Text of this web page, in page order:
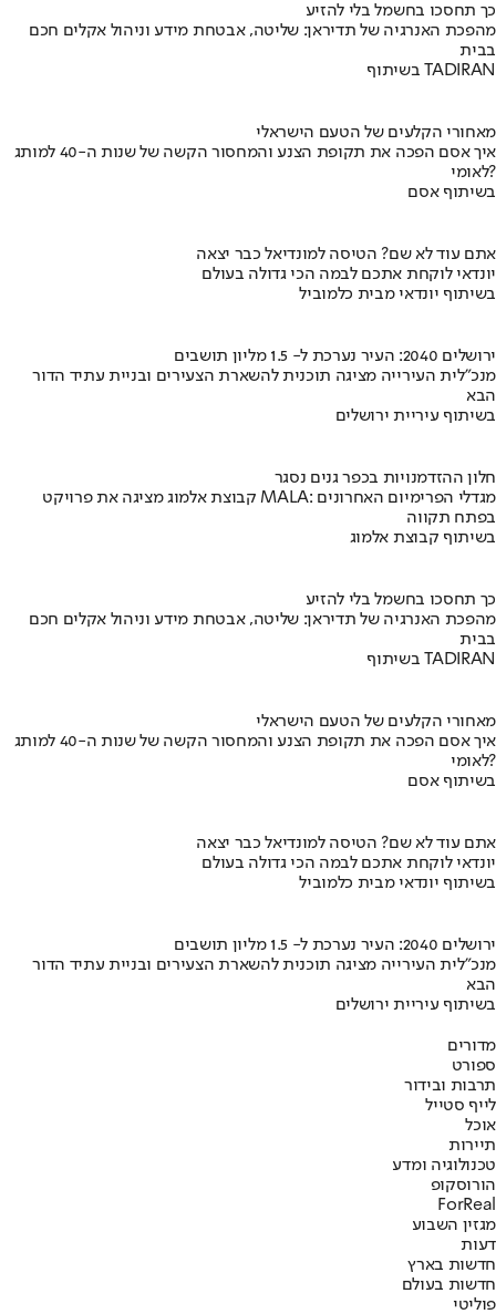
כך תחסכו בחשמל בלי להזיע
מהפכת האנרגיה של תדיראן: שליטה, אבטחת מידע וניהול אקלים חכם
בבית
בשיתוף TADIRAN
מאחורי הקלעים של הטעם הישראלי
איך אסם הפכה את תקופת הצנע והמחסור הקשה של שנות ה-40 למותג
לאומי?
בשיתוף אסם
אתם עוד לא שם? הטיסה למונדיאל כבר יצאה
יונדאי לוקחת אתכם לבמה הכי גדולה בעולם
בשיתוף יונדאי מבית כלמוביל
ירושלים 2040: העיר נערכת ל- 1.5 מליון תושבים
מנכ"לית העירייה מציגה תוכנית להשארת הצעירים ובניית עתיד הדור
הבא
בשיתוף עיריית ירושלים
חלון ההזדמנויות בכפר גנים נסגר
קבוצת אלמוג מציגה את פרויקט MALA: מגדלי הפרימיום האחרונים
בפתח תקווה
בשיתוף קבוצת אלמוג
כך תחסכו בחשמל בלי להזיע
מהפכת האנרגיה של תדיראן: שליטה, אבטחת מידע וניהול אקלים חכם
בבית
בשיתוף TADIRAN
מאחורי הקלעים של הטעם הישראלי
איך אסם הפכה את תקופת הצנע והמחסור הקשה של שנות ה-40 למותג
לאומי?
בשיתוף אסם
אתם עוד לא שם? הטיסה למונדיאל כבר יצאה
יונדאי לוקחת אתכם לבמה הכי גדולה בעולם
בשיתוף יונדאי מבית כלמוביל
ירושלים 2040: העיר נערכת ל- 1.5 מליון תושבים
מנכ"לית העירייה מציגה תוכנית להשארת הצעירים ובניית עתיד הדור
הבא
בשיתוף עיריית ירושלים
מדורים
ספורט
תרבות ובידור
לייף סטייל
אוכל
תיירות
טכנולוגיה ומדע
הורוסקופ
ForReal
מגזין השבוע
דעות
חדשות בארץ
חדשות בעולם
פוליטי